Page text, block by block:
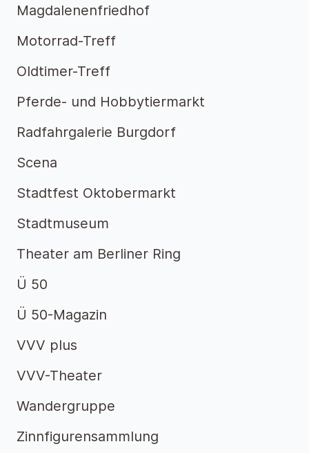
Magdalenenfriedhof
Motorrad-Treff
Oldtimer-Treff
Pferde- und Hobbytiermarkt
Radfahrgalerie Burgdorf
Scena
Stadtfest Oktobermarkt
Stadtmuseum
Theater am Berliner Ring
Ü 50
Ü 50-Magazin
VVV plus
VVV-Theater
Wandergruppe
Zinnfigurensammlung